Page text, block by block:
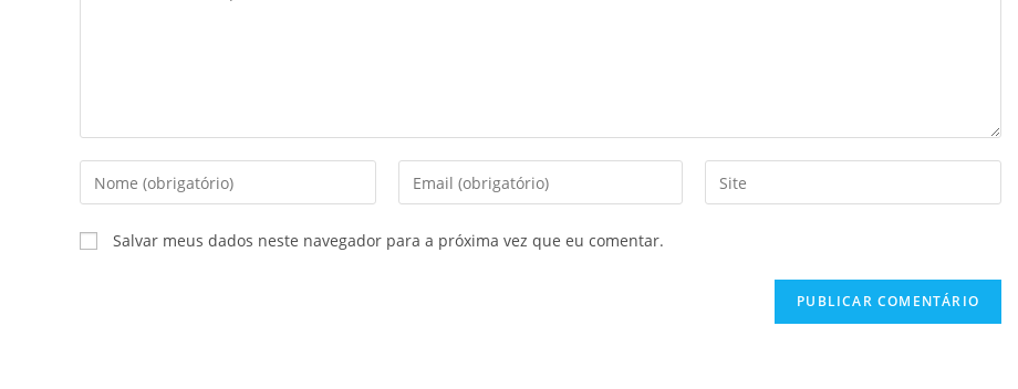
Salvar meus dados neste navegador para a próxima vez que eu comentar.